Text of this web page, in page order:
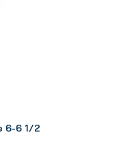
6-6 1/2